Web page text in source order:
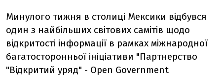
Минулого тижня в столиці Мексики відбувся
один з найбільших світових самітів щодо
відкритості інформації в рамках міжнародної
багатосторонньої ініціативи "Партнерство
"Відкритий уряд" - Open Government